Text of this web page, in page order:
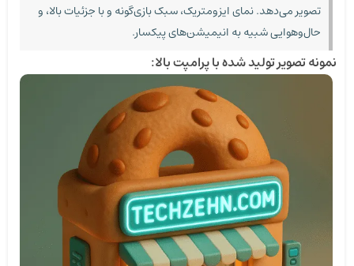
تصویر می‌دهد. نمای ایزومتریک، سبک بازی‌گونه و با جزئیات بالا، و
حال‌وهوایی شبیه به انیمیشن‌های پیکسار.
نمونه تصویر تولید شده با پرامپت بالا: